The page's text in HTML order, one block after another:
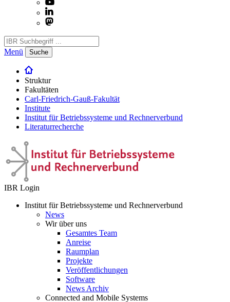
Menü Suche
Struktur
Fakultäten
Carl-Friedrich-Gauß-Fakultät
Institute
Institut für Betriebssysteme und Rechnerverbund
Literaturrecherche
IBR Login
Institut für Betriebssysteme und Rechnerverbund
News
Wir über uns
Gesamtes Team
Anreise
Raumplan
Projekte
Veröffentlichungen
Software
News Archiv
Connected and Mobile Systems